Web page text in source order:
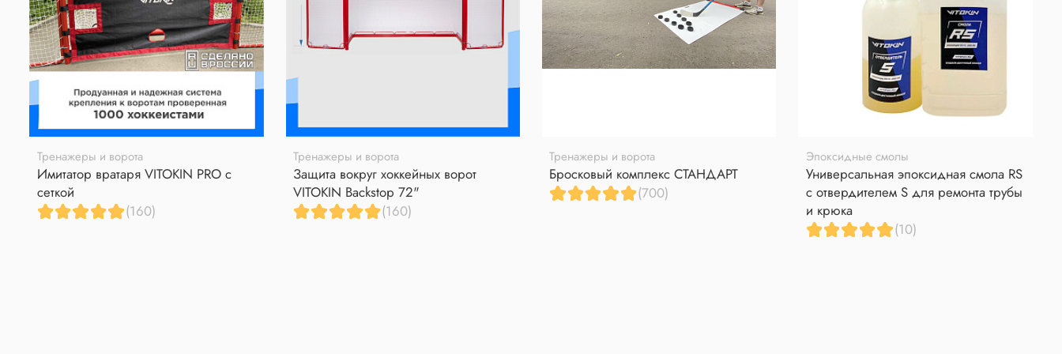
Тренажеры и ворота
Имитатор вратаря VITOKIN PRO с
сеткой
(160)
Тренажеры и ворота
Защита вокруг хоккейных ворот
VITOKIN Backstop 72"
(160)
Тренажеры и ворота
Бросковый комплекс СТАНДАРТ
(700)
Эпоксидные смолы
Универсальная эпоксидная смола RS
с отвердителем S для ремонта трубы
и крюка
(10)